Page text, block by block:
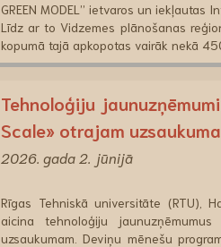
GREEN MODEL” ietvaros un iekļautas
Līdz ar to Vidzemes plānošanas
kopumā tajā apkopotas vairāk nekā
Tehnoloģiju
Scale» otrajam
2026. gada 2. jūnijā
Rīgas Tehniskā universitāte (RTU),
aicina tehnoloģiju
uzsaukumam. Deviņu mēnešu